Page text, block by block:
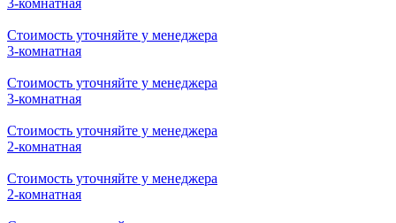
2-комнатная
Стоимость уточняйте у менеджера
2-комнатная
Стоимость уточняйте у менеджера
2-комнатная
Стоимость уточняйте у менеджера
2-комнатная
Стоимость уточняйте у менеджера
3-комнатная